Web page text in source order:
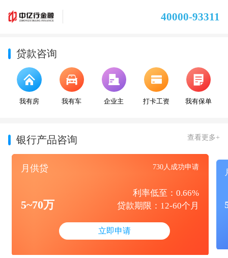
40000-93311
贷款咨询
我有房 我有车 企业主 打卡工资 我有保单
银行产品咨询 查看更多+
月供贷 730人成功申请
5~70万
利率低至：0.66%
贷款期限：12-60个月
立即申请